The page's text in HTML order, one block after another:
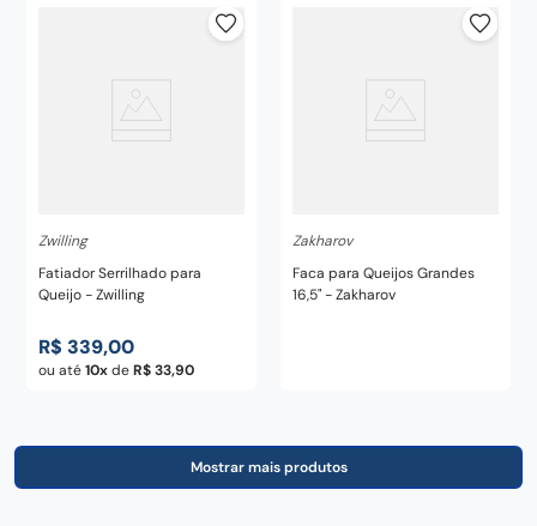
Zwilling
Fatiador Serrilhado para
Queijo - Zwilling
R$ 339,00
ou até10 deR$ 33,90
Zakharov
Faca para Queijos Grandes
16,5" - Zakharov